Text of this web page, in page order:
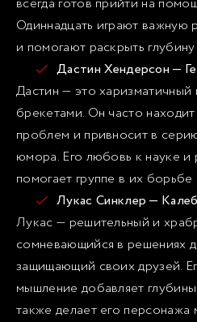
всегда готов прийти на
Одиннадцать играют важную
и помогают раскрыть
Дастин Хендерсон —
Дастин — это
брекетами. Он часто
проблем и привносит в
юмора. Его любовь к науке
помогает группе в их
Лукас Синклер —
Лукас — решительный и
сомневающийся в решениях
защищающий своих друзей.
мышление добавляет
также делает его персонажа